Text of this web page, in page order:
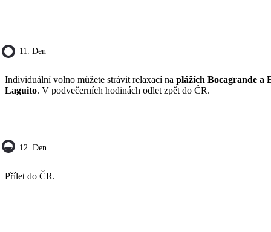
11. Den
Individuální volno můžete strávit relaxací na plážích Bocagrande a
Laguito. V podvečerních hodinách odlet zpět do ČR.
12. Den
Přílet do ČR.